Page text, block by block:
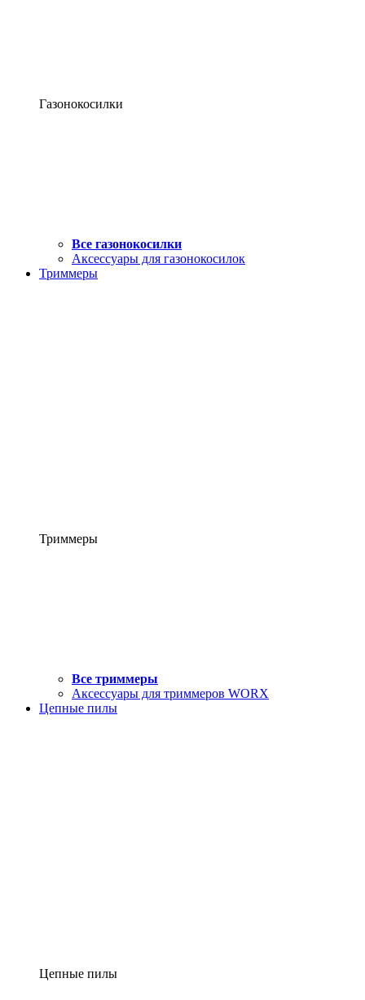
Газонокосилки
Все газонокосилки
Аксессуары для газонокосилок
Триммеры
Триммеры
Все триммеры
Аксессуары для триммеров WORX
Цепные пилы
Цепные пилы